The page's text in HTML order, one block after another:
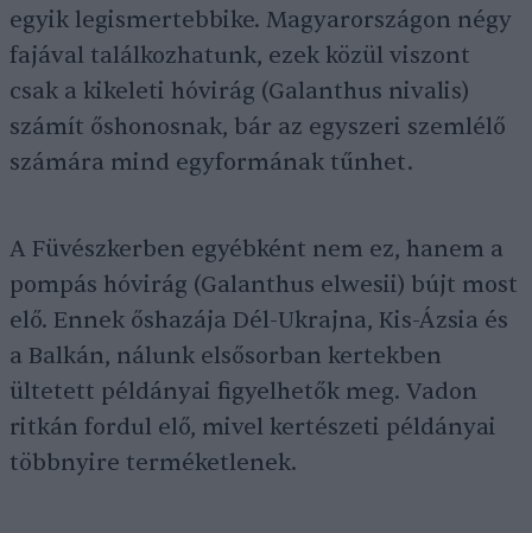
egyik legismertebbike. Magyarországon négy
fajával találkozhatunk, ezek közül viszont
csak a kikeleti hóvirág (Galanthus nivalis)
számít őshonosnak, bár az egyszeri szemlélő
számára mind egyformának tűnhet.
A Füvészkerben egyébként nem ez, hanem a
pompás hóvirág (Galanthus elwesii) bújt most
elő. Ennek őshazája Dél-Ukrajna, Kis-Ázsia és
a Balkán, nálunk elsősorban kertekben
ültetett példányai figyelhetők meg. Vadon
ritkán fordul elő, mivel kertészeti példányai
többnyire terméketlenek.